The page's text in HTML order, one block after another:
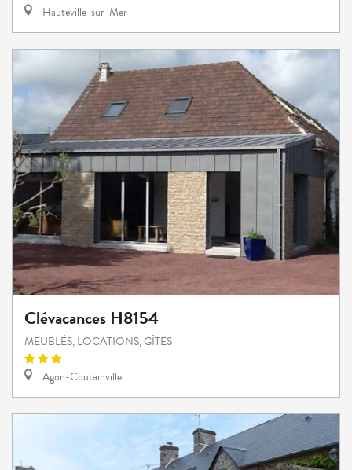
Hauteville-sur-Mer
Clévacances H8154
MEUBLÉS, LOCATIONS, GÎTES
Agon-Coutainville